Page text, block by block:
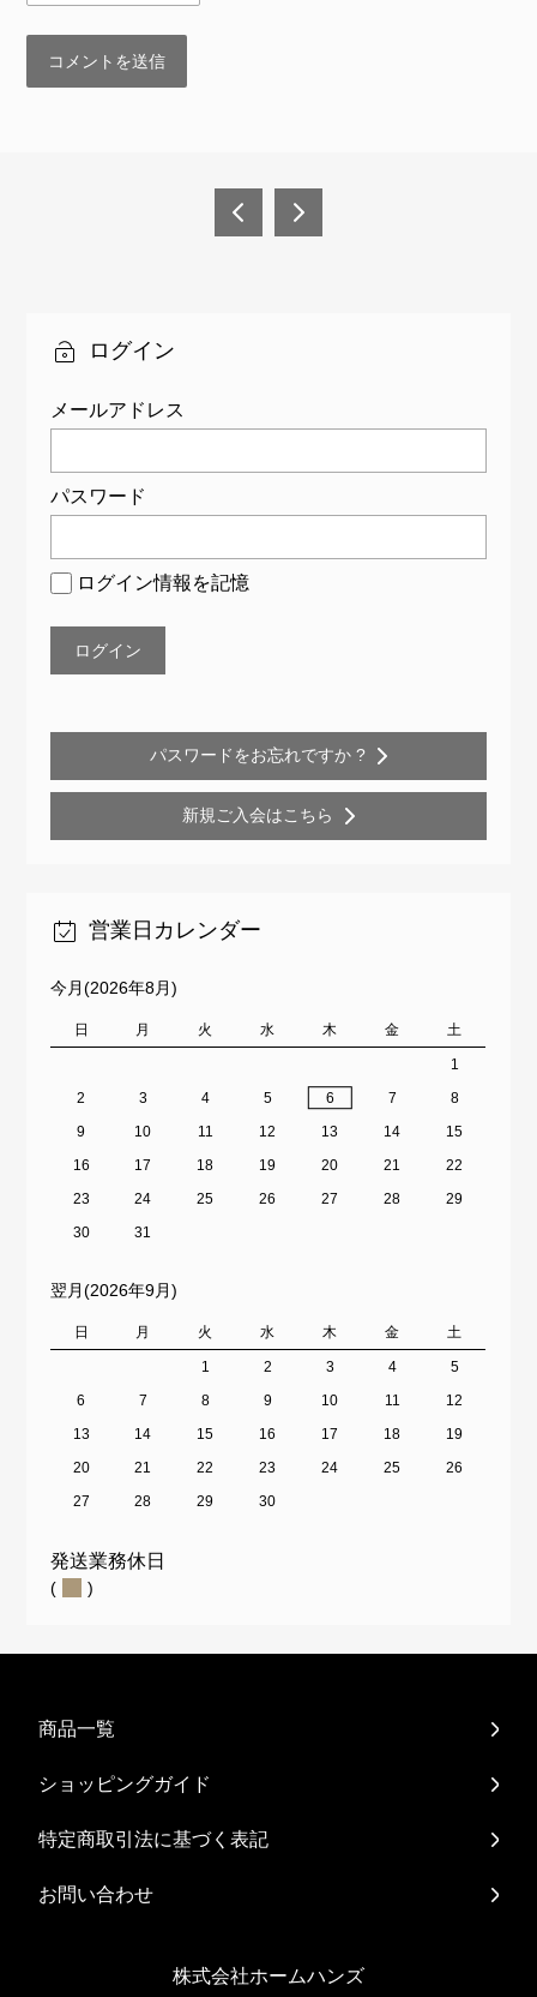
ー
シ
ョ
ン
ログイン
メールアドレス
パスワード
ログイン情報を記憶
パスワードをお忘れですか ?
新規ご入会はこちら
営業日カレンダー
今月(2026年8月)
日 月 火 水 木 金 土
1
2
3 4 5 6 7
8
9
10 11 12 13 14
15
16
17 18 19 20 21
22
23
24 25 26 27 28
29
30
31
翌月(2026年9月)
日 月 火 水 木 金 土
1 2 3 4
5
6
7 8 9 10 11
12
13
14 15 16 17 18
19
20
21 22 23 24 25
26
27
28 29 30
発送業務休日
( )
商品一覧
ショッピングガイド
特定商取引法に基づく表記
お問い合わせ
株式会社ホームハンズ